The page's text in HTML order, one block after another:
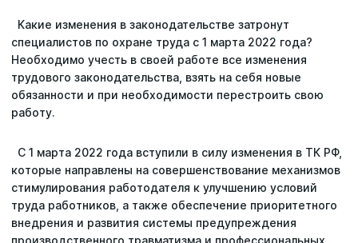
Email
Специальная оценка условий труда
Профессиональная оценка рисков
Ваше имя
Email
Email
Email
Какие изменения в законодательстве затронут
специалистов по охране труда с 1 марта 2022 года?
Необходимо учесть в своей работе все изменения
трудового законодательства, взять на себя новые
обязанности и при необходимости перестроить свою
работу.
С 1 марта 2022 года вступили в силу изменения в ТК РФ,
которые направлены на совершенствование механизмов
стимулирования работодателя к улучшению условий
труда работников, а также обеспечение приоритетного
внедрения и развития системы предупреждения
производственного травматизма и профессиональных